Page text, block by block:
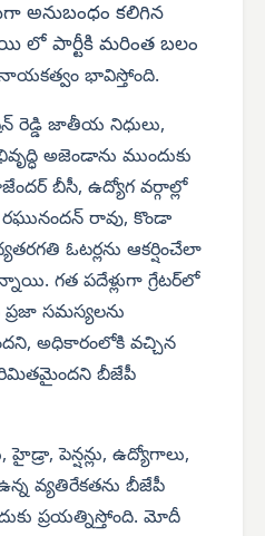
అనుబంధం కలిగిన
లో పార్టీకి మరింత బలం
భావిస్తోంది.
రెడ్డి జాతీయ నిధులు,
అజెండాను ముందుకు
బీసీ, ఉద్యోగ వర్గాల్లో
రఘునందన్ రావు, కొండా
ఓటర్లను ఆకర్షించేలా
గత పదేళ్లుగా గ్రేటర్‌లో
సమస్యలను
అధికారంలోకి వచ్చిన
బీజేపీ
హైడ్రా, పెన్షన్లు, ఉద్యోగాలు,
వ్యతిరేకతను బీజేపీ
ప్రయత్నిస్తోంది. మోదీ